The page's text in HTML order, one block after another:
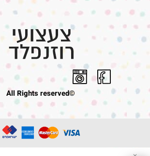
©All Rights reserved